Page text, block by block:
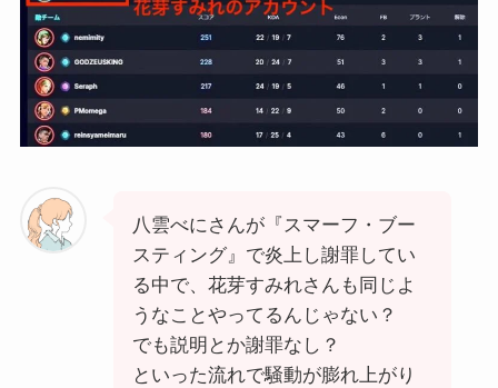
八雲べにさんが『スマーフ・ブー
スティング』で炎上し謝罪してい
る中で、花芽すみれさんも同じよ
うなことやってるんじゃない？
でも説明とか謝罪なし？
といった流れで騒動が膨れ上がり